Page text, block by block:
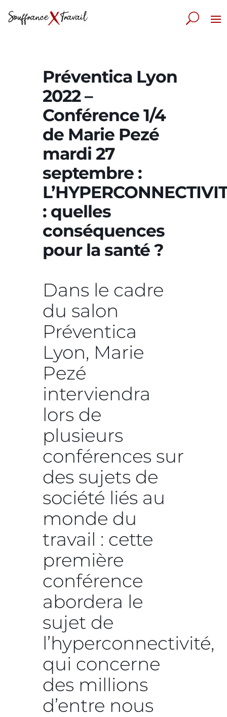
Préventica Lyon
2022 –
Conférence 1/4
de Marie Pezé
mardi 27
septembre :
: quelles
conséquences
pour la santé ?
Dans le cadre
du salon
Préventica
Lyon, Marie
Pezé
interviendra
lors de
plusieurs
conférences sur
des sujets de
société liés au
monde du
travail : cette
première
conférence
abordera le
sujet de
l’hyperconnectivité,
qui concerne
des millions
d’entre nous